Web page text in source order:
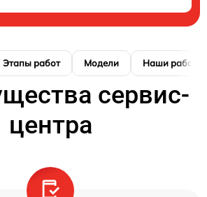
Этапы работ Модели Наши работы
сервис-
центра